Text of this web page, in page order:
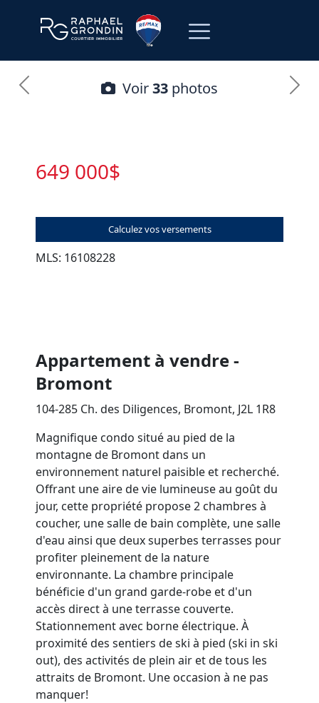
Voir33 photos
649 000$
Calculez vos versements
MLS: 16108228
Appartement à vendre -
Bromont
104-285 Ch. des Diligences, Bromont, J2L 1R8
Magnifique condo situé au pied de la
montagne de Bromont dans un
environnement naturel paisible et recherché.
Offrant une aire de vie lumineuse au goût du
jour, cette propriété propose 2 chambres à
coucher, une salle de bain complète, une salle
d'eau ainsi que deux superbes terrasses pour
profiter pleinement de la nature
environnante. La chambre principale
bénéficie d'un grand garde-robe et d'un
accès direct à une terrasse couverte.
Stationnement avec borne électrique. À
proximité des sentiers de ski à pied (ski in ski
out), des activités de plein air et de tous les
attraits de Bromont. Une occasion à ne pas
manquer!